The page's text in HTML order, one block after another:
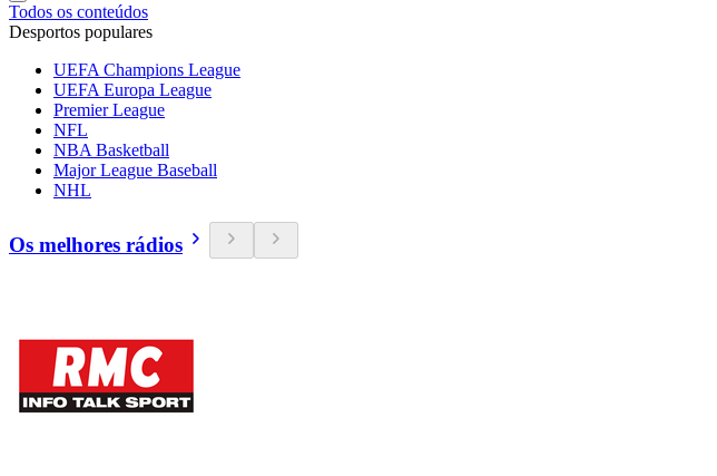
Todos os conteúdos
Desportos populares
UEFA Champions League
UEFA Europa League
Premier League
NFL
NBA Basketball
Major League Baseball
NHL
Os melhores rádios